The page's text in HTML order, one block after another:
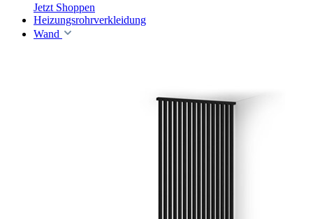
Jetzt Shoppen
Heizungsrohrverkleidung
Wand